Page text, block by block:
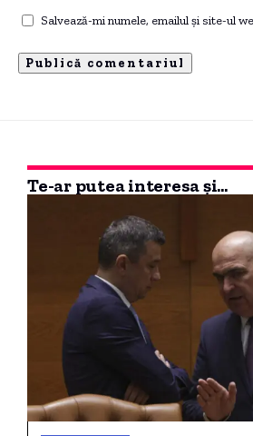
Salvează-mi numele, emailul și site-ul
Te-ar putea interesa și...